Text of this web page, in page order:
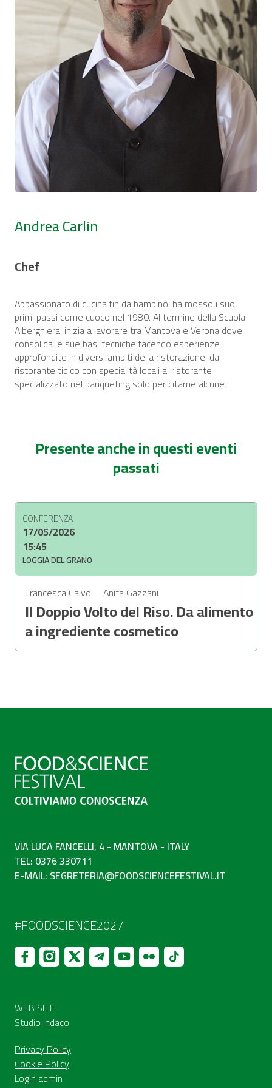
Andrea Carlin
Chef
Appassionato di cucina fin da bambino, ha mosso i suoi
primi passi come cuoco nel 1980. Al termine della Scuola
Alberghiera, inizia a lavorare tra Mantova e Verona dove
consolida le sue basi tecniche facendo esperienze
approfondite in diversi ambiti della ristorazione: dal
ristorante tipico con specialità locali al ristorante
specializzato nel banqueting solo per citarne alcune.
Presente anche in questi eventi
passati
CONFERENZA
17/05/2026
15:45
LOGGIA DEL GRANO
Francesca Calvo Anita Gazzani
Il Doppio Volto del Riso. Da alimento
a ingrediente cosmetico
VIA LUCA FANCELLI, 4 - MANTOVA - ITALY
TEL: 0376 330711
E-MAIL: SEGRETERIA@FOODSCIENCEFESTIVAL.IT
#FOODSCIENCE2027
WEB SITE
Studio Indaco
Privacy Policy
Cookie Policy
Login admin